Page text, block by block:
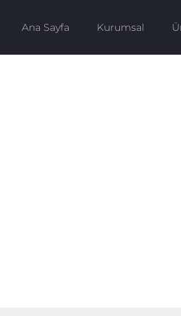
Ana Sayfa Kurumsal